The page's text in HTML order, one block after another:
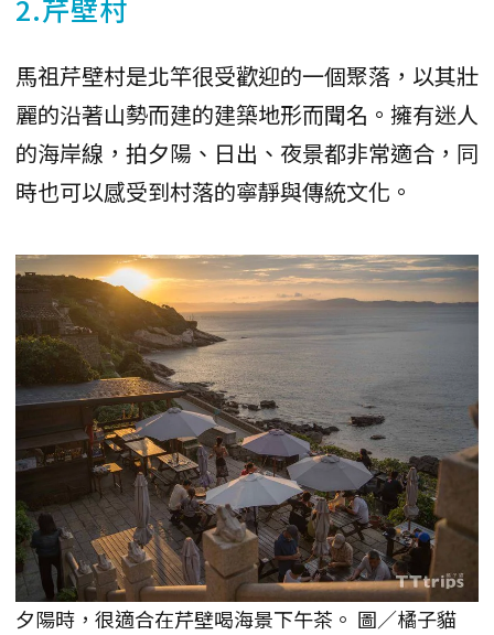
2.芹壁村
馬祖芹壁村是北竿很受歡迎的一個聚落，以其壯
麗的沿著山勢而建的建築地形而聞名。擁有迷人
的海岸線，拍夕陽、日出、夜景都非常適合，同
時也可以感受到村落的寧靜與傳統文化。
夕陽時，很適合在芹壁喝海景下午茶。 圖／橘子貓